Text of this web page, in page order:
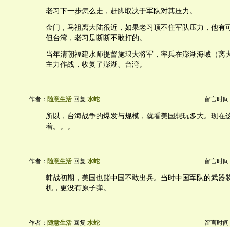
老习下一步怎么走，赶脚取决于军队对其压力。
金门，马祖离大陆很近，如果老习顶不住军队压力，他有
但台湾，老习是断断不敢打的。
当年清朝福建水师提督施琅大将军，率兵在澎湖海域（离
主力作战，收复了澎湖、台湾。
作者： 随意生活 回复 水蛇 留言时间
所以，台海战争的爆发与规模，就看美国想玩多大。现在
着。。。
作者： 随意生活 回复 水蛇 留言时间
韩战初期，美国也赌中国不敢出兵。当时中国军队的武器
机，更没有原子弹。
作者： 随意生活 回复 水蛇 留言时间